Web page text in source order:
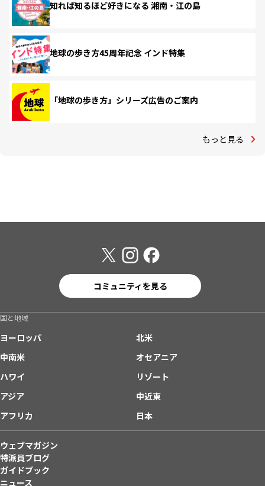
知れば知るほど好きになる 湘南・江の島
地球の歩き方45周年記念 インド特集
「地球の歩き方」シリーズ広告のご案内
もっと見る
コミュニティを見る
国と地域
ヨーロッパ
北米
中南米
オセアニア
ハワイ
リゾート
アジア
中近東
アフリカ
日本
ウェブマガジン
特派員ブログ
ガイドブック
ニュース